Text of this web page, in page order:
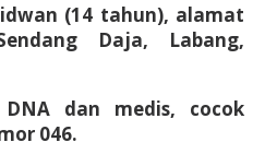
(14 tahun), alamat
Daja, Labang,
dan medis, cocok
046.